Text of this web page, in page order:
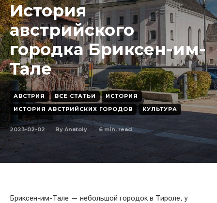
История
австрийского
городка Бриксен-им-
Тале
АВСТРИЯ ВСЕ СТАТЬИ
ИСТОРИЯ
ИСТОРИЯ АВСТРИЙСКИХ ГОРОДОВ
КУЛЬТУРА
2023-02-02 By Anatoly 6 min. read
Бриксен-им-Тале — небольшой городок в Тироле, у